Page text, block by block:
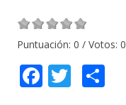
Puntuación: 0 / Votos: 0
F T